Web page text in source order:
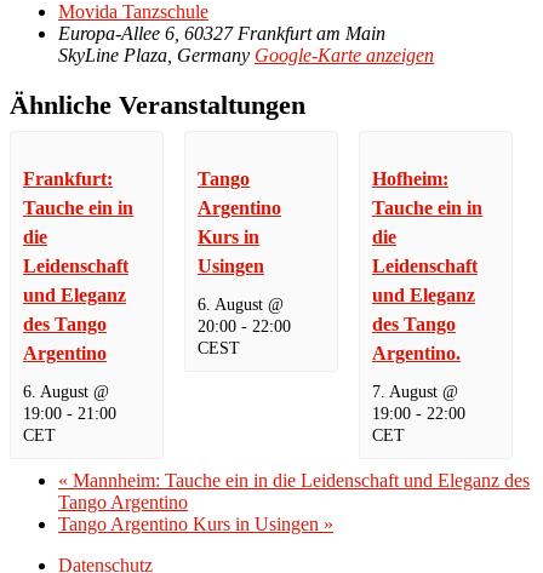
Movida Tanzschule
Europa-Allee 6, 60327 Frankfurt am Main
SkyLine Plaza Germany Google-Karte anzeigen
Ähnliche Veranstaltungen
Frankfurt:
Tauche ein in
die
Leidenschaft
und Eleganz
des Tango
Argentino
6. August @
19:00- 21:00
CET
Tango
Argentino
Kurs in
Usingen
6. August @
20:00- 22:00
CEST
Hofheim:
Tauche ein in
die
Leidenschaft
und Eleganz
des Tango
Argentino.
7. August @
19:00- 22:00
CET
« Mannheim: Tauche ein in die Leidenschaft und Eleganz des
Tango Argentino
Tango Argentino Kurs in Usingen »
Datenschutz